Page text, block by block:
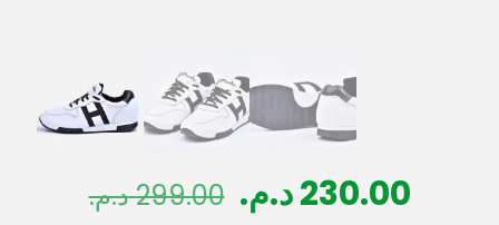
299.00د.م. Le 230.00د.م. Le